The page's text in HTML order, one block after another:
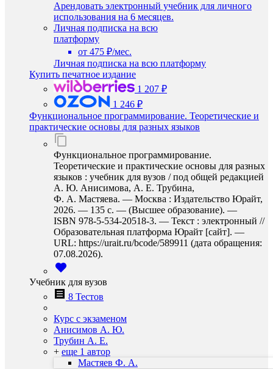
Арендовать электронный учебник для личного
использования на 6 месяцев.
Личная подписка на всю
платформу
от 475 ₽/мес.
Личная подписка на всю платформу
Купить печатное издание
1 207 ₽
1 246 ₽
Функциональное программирование. Теоретические и
практические основы для разных языков
Функциональное программирование.
Теоретические и практические основы для разных
языков : учебник для вузов / под общей редакцией
А. Ю. Анисимова, А. Е. Трубина,
Ф. А. Мастяева. — Москва : Издательство Юрайт,
2026. — 135 с. — (Высшее образование). —
ISBN 978-5-534-20518-3. — Текст : электронный //
Образовательная платформа Юрайт [сайт]. —
URL: https://urait.ru/bcode/589911 (дата обращения:
07.08.2026).
Учебник для вузов
8 Тестов
Курс с экзаменом
Анисимов А. Ю.
Трубин А. Е.
+ еще 1 автор
Мастяев Ф. А.